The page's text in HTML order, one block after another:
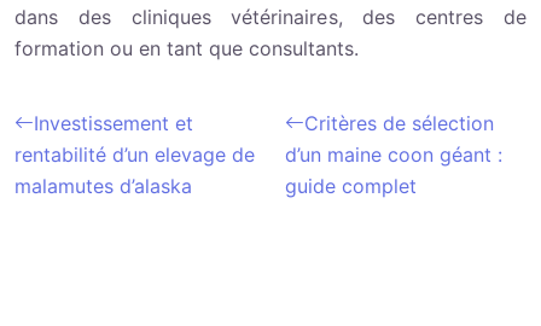
dans des cliniques vétérinaires, des centres de
formation ou en tant que consultants.
Investissement et
rentabilité d’un elevage de
malamutes d’alaska
Critères de sélection
d’un maine coon géant :
guide complet